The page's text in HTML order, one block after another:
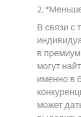
2.
В связи с
в
могут
именно в
может